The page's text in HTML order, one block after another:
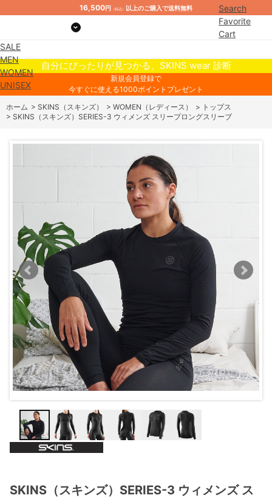
16,500円 （税込） 以上のご購入で送料無料
Search
Favorite
Cart
SALE
MEN
WOMEN
UNISEX
自分にぴったりが見つかる、SKINS wear 診断
新規会員登録で
今すぐに使える1000ポイントプレゼント
ホーム > SKINS（スキンズ） > WOMEN（レディース） > トップス
> SKINS（スキンズ）SERIES-3 ウィメンズ スリープロングスリーブ
SKINS（スキンズ）SERIES-3 ウィメンズ ス